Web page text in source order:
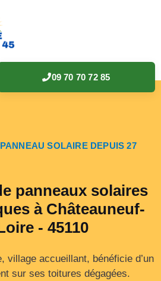
09 70 70 72 85
SOLAIRE DEPUIS 27
panneaux solaires
à Châteauneuf-
- 45110
village accueillant, bénéficie d’un
sur ses toitures dégagées.